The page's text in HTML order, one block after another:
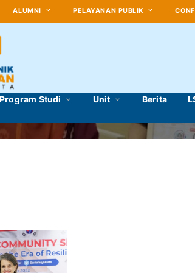
ALUMNI PELAYANAN PUBLIK
Program Studi Unit BeritaTag: